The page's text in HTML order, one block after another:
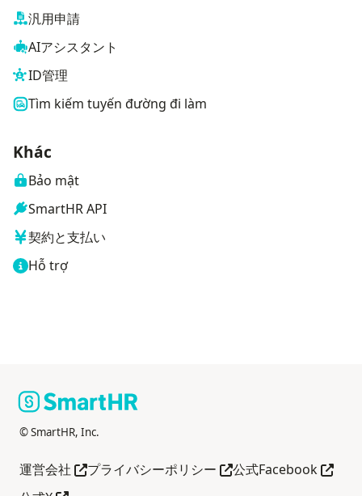
汎用申請
AIアシスタント
ID管理
Tìm kiếm tuyến đường đi làm
Khác
Bảo mật
SmartHR API
契約と支払い
Hỗ trợ
© SmartHR, Inc.
運営会社 Mở trong tab mới
プライバシーポリシー Mở trong tab mới
公式FacebookMở
Mở trong tab mới